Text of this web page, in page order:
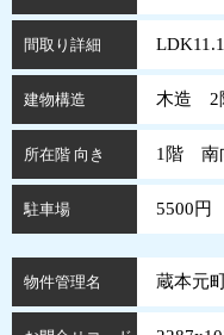
間取り詳細 LDK11.1
建物構造 木造 2
所在階 向き 1階 南
駐車場 5500円
物件管理名 蔵本元